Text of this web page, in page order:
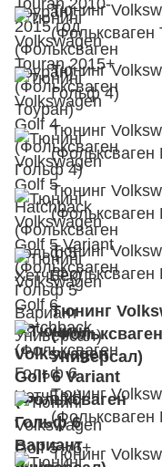
Тюнинг
(Фольксваген
Тюнинг
Гольф 4)
Тюнинг
(Фольксваген
Тюнинг
Тюнинг
(Фольксваген
Тюнинг
Универсал)
Тюнинг
Тюнинг